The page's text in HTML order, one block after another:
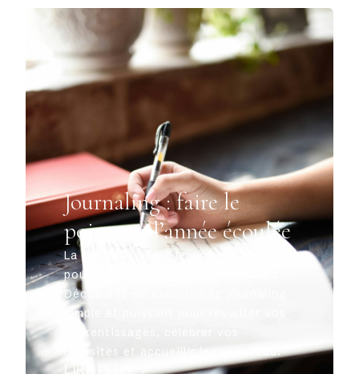
Journaling : faire le
point sur l’année écoulée
La fin d’année est le moment idéal
pour faire le point sur son parcours.
Découvrez un exercice de journaling
simple et puissant pour revisiter vos
apprentissages, célébrer vos
réussites et accueillir le renouveau.
LIRE PLUS